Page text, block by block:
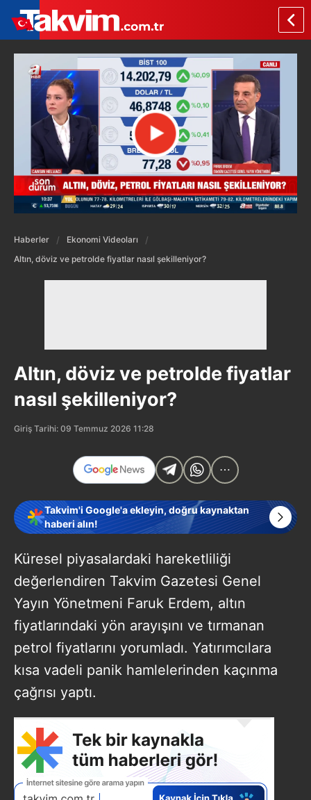
Haberler
Ekonomi Videoları
Altın, döviz ve petrolde fiyatlar nasıl şekilleniyor?
Altın, döviz ve petrolde fiyatlar
nasıl şekilleniyor?
Giriş Tarihi: 09 Temmuz 2026 11:28
Takvim'i Google'a ekleyin, doğru kaynaktan
haberi alın!
Küresel piyasalardaki hareketliliği
değerlendiren Takvim Gazetesi Genel
Yayın Yönetmeni Faruk Erdem, altın
fiyatlarındaki yön arayışını ve tırmanan
petrol fiyatlarını yorumladı. Yatırımcılara
kısa vadeli panik hamlelerinden kaçınma
çağrısı yaptı.